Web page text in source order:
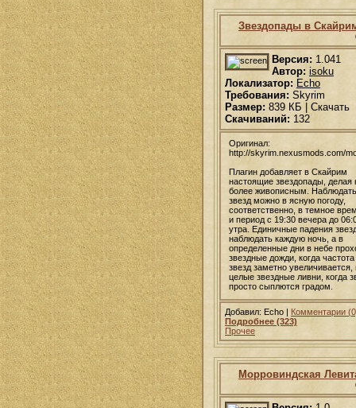
Звездопады в
Версия: 1.041
Автор: isoku
Локализатор: Echo
Требования: Skyrim
Размер: 839 КБ | Скачать
Скачиваний: 132
Оригинал:
http://skyrim.nexusmods.com/
Плагин добавляет в Скайрим
настоящие звездопады, делая
более живописным.
звезд можно в ясную погоду,
соответственно, в темное
и период с 19:30 вечера до
утра. Единичные падения
наблюдать каждую ночь, а в
определенные дни в небе
звездные дожди, когда
звезд заметно увеличивается,
целые звездные ливни, когда
просто сыплются градом.
Добавил: Echo | Комментарии
Подробнее (323)
Прочее
Морровиндская